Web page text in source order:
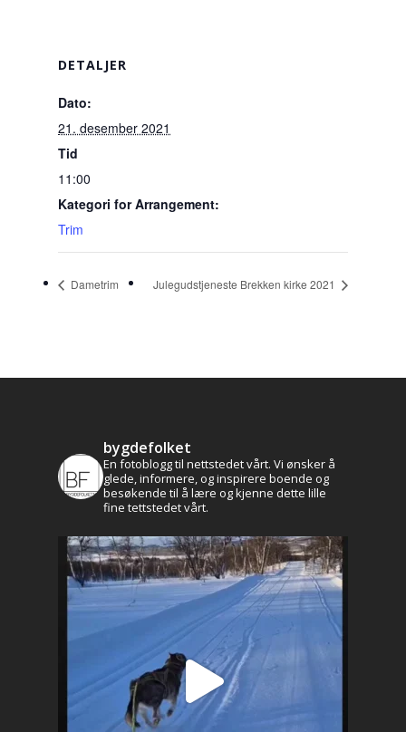
DETALJER
Dato:
21. desember 2021
Tid
11:00
Kategori for Arrangement:
Trim
Dametrim Julegudstjeneste Brekken kirke 2021
bygdefolket
En fotoblogg til nettstedet vårt. Vi ønsker å
glede, informere, og inspirere boende og
besøkende til å lære og kjenne dette lille
fine tettstedet vårt.